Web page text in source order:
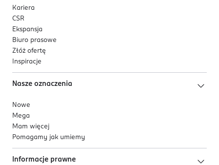
Kariera
CSR
Ekspansja
Biuro prasowe
Złóż ofertę
Inspiracje
Nasze oznaczenia
Nowe
Mega
Mam więcej
Pomagamy jak umiemy
Informacje prawne